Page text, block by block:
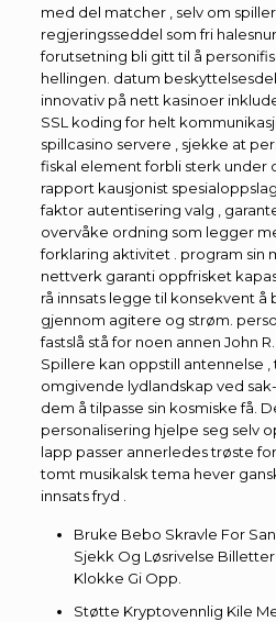
med del matcher , selv om
regjeringsseddel som fri
forutsetning bli gitt til å
hellingen. datum
innovativ på nett kasinoer
SSL koding for helt
spillcasino servere , sjekke at
fiskal element forbli sterk under
rapport kausjonist
faktor autentisering valg ,
overvåke ordning som legger
forklaring aktivitet . program sin
nettverk garanti oppfrisket
rå innsats legge til konsekvent å
gjennom agitere og strøm.
fastslå stå for noen annen John
Spillere kan ​​oppstill antennelse
omgivende lydlandskap ved
dem å tilpasse sin kosmiske få.
personalisering hjelpe seg selv
lapp passer annerledes trøste
tomt musikalsk tema hever
innsats fryd .
Bruke Bebo Skravle For
Sjekk Og Løsrivelse
Klokke Gi Opp.
Støtte Kryptovennlig Kile